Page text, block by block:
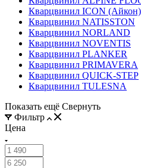
Кварцвинил ICON (Айкон)
Кварцвинил NATISSTON
Кварцвинил NORLAND
Кварцвинил NOVENTIS
Кварцвинил PLANKER
Кварцвинил PRIMAVERA
Кварцвинил QUICK-STEP
Кварцвинил TULESNA
Показать ещё Свернуть
Фильтр
Цена